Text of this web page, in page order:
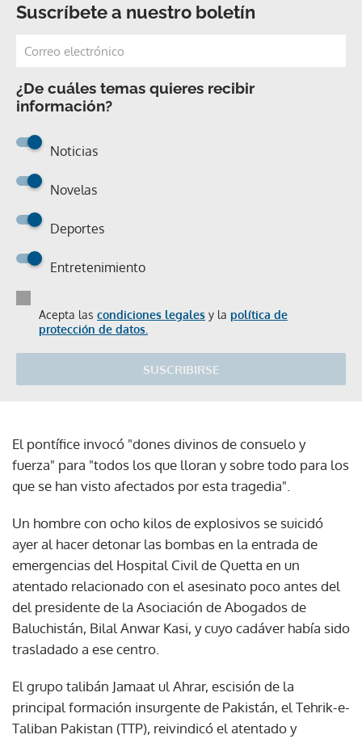
Suscríbete a nuestro boletín
¿De cuáles temas quieres recibir
información?
Noticias
Novelas
Deportes
Entretenimiento
Acepta las condiciones legales y la política de
protección de datos.
SUSCRIBIRSE
El pontífice invocó "dones divinos de consuelo y
fuerza" para "todos los que lloran y sobre todo para los
que se han visto afectados por esta tragedia".
Un hombre con ocho kilos de explosivos se suicidó
ayer al hacer detonar las bombas en la entrada de
emergencias del Hospital Civil de Quetta en un
atentado relacionado con el asesinato poco antes del
del presidente de la Asociación de Abogados de
Baluchistán, Bilal Anwar Kasi, y cuyo cadáver había sido
trasladado a ese centro.
El grupo talibán Jamaat ul Ahrar, escisión de la
principal formación insurgente de Pakistán, el Tehrik-e-
Taliban Pakistan (TTP), reivindicó el atentado y